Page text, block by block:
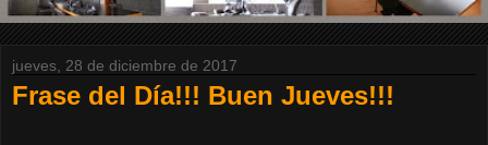
jueves, 28 de diciembre de 2017
Frase del Día!!! Buen Jueves!!!